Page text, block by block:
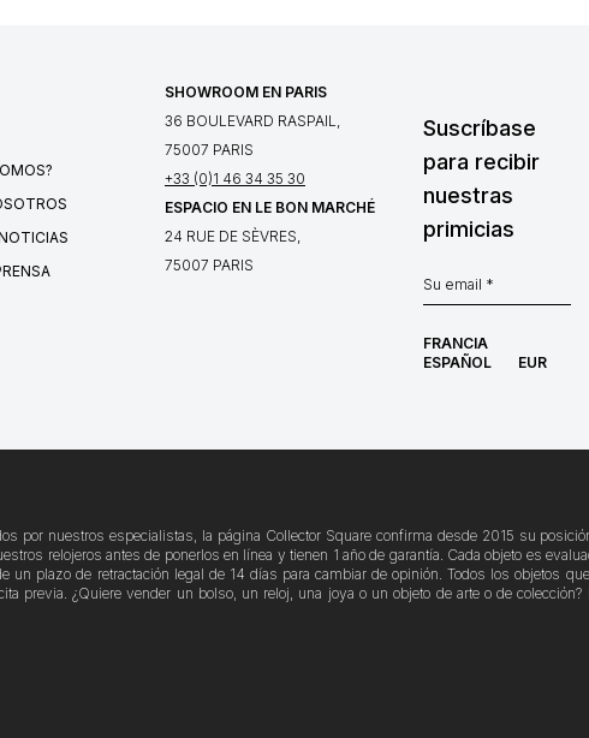
Suscríbase
para recibir
nuestras
primicias
SHOWROOM EN PARIS
36 BOULEVARD RASPAIL,
75007 PARIS
+33 (0)1 46 34 35 30
ESPACIO EN LE BON MARCHÉ
24 RUE DE SÈVRES,
75007 PARIS
FRANCIA
ESPAÑOL
EUR
por nuestros especialistas, la página Collector Square confirma desde 2015 su
relojeros antes de ponerlos en línea y tienen 1 año de garantía. Cada objeto es
plazo de retractación legal de 14 días para cambiar de opinión. Todos los objetos
¿Quiere vender un bolso, un reloj, una joya o un objeto de arte o de